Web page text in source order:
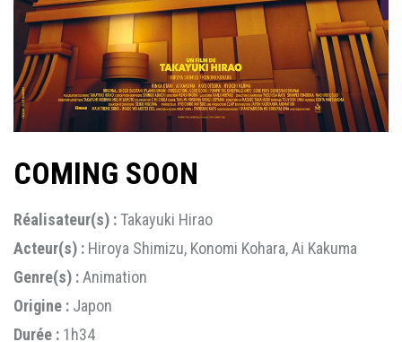
COMING SOON
Réalisateur(s) :Takayuki Hirao
Acteur(s) : Hiroya Shimizu, Konomi Kohara, Ai Kakuma
Genre(s) :Animation
Origine : Japon
Durée : 1h34